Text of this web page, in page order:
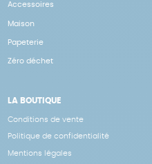
Accessoires
Maison
Papeterie
Zéro déchet
LA BOUTIQUE
Conditions de vente
Politique de confidentialité
Mentions légales